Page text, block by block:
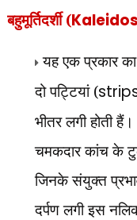
बहुमूर्तिदर्शी (
यह एक प्रकार
दो पट्टियां (
भीतर लगी होती
चमकदार कांच के
जिनके संयुक्त
दर्पण लगी इस